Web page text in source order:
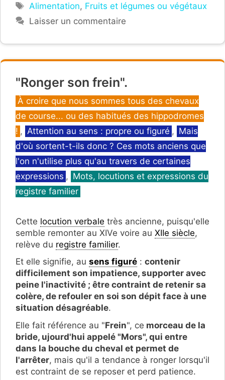
Étiquettes
Alimentation, Fruits et légumes ou végétaux
Laisser un commentaire
"Ronger son frein".
Catégories
À croire que nous sommes tous des chevaux
de course... ou des habitués des hippodromes
! , Attention au sens : propre ou figuré , Mais
d'où sortent-t-ils donc ? Ces mots anciens que
l'on n'utilise plus qu'au travers de certaines
expressions , Mots, locutions et expressions du
registre familier
Cette locution verbale très ancienne, puisqu'elle
semble remonter au XIVe voire au XIIe siècle,
relève du registre familier.
Et elle signifie, au sens figuré : contenir
difficilement son impatience, supporter avec
peine l'inactivité ; être contraint de retenir sa
colère, de refouler en soi son dépit face à une
situation désagréable.
Elle fait référence au "Frein", ce morceau de la
bride, ujourd'hui appelé "Mors", qui entre
dans la bouche du cheval et permet de
l'arrêter, mais qu'il a tendance à ronger lorsqu'il
est contraint de se reposer et perd patience.